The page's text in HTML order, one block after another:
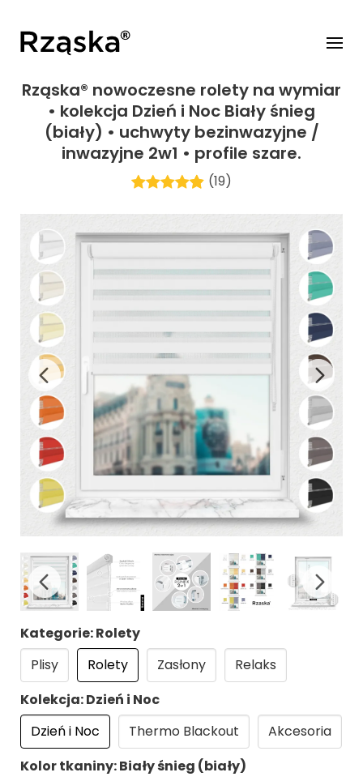
Rząska® nowoczesne rolety na wymiar
• kolekcja Dzień i Noc Biały śnieg
(biały) • uchwyty bezinwazyjne /
inwazyjne 2w1 • profile szare.
(19)
Kategorie: Rolety
Plisy
Rolety Zasłony
Relaks
Kolekcja: Dzień i Noc
Dzień i Noc
Thermo Blackout
Akcesoria
Kolor tkaniny: Biały śnieg (biały)